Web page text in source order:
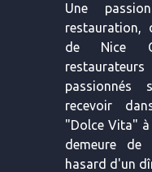
Une
restauration,
de Nice
recevoir
"Dolce Vita"
demeure de
hasard d'un